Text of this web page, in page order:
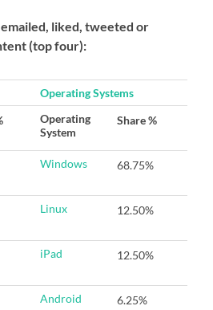
liked, tweeted or
(top four):
Operating Systems
Operating
System
Share %
Windows 68.75%
Linux 12.50%
iPad 12.50%
Android 6.25%